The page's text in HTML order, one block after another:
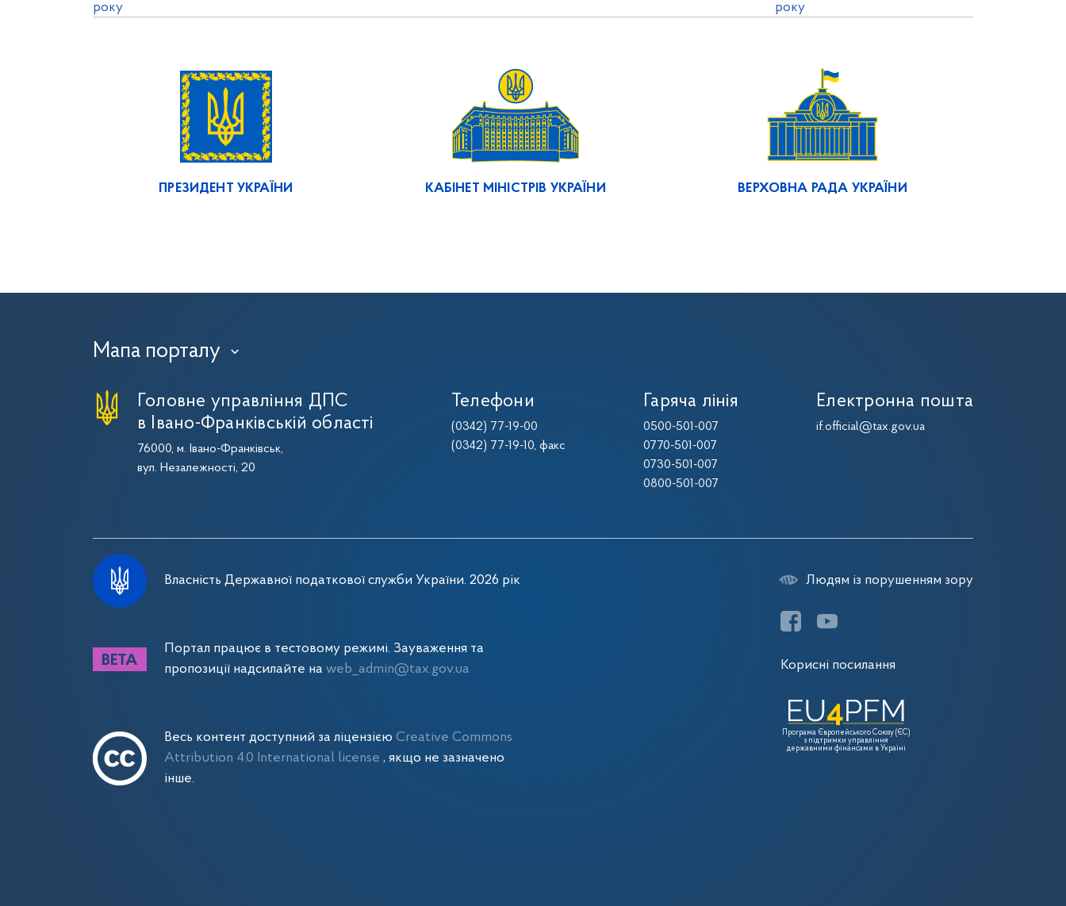
року
року
ПРЕЗИДЕНТ УКРАЇНИ КАБІНЕТ МІНІСТРІВ УКРАЇНИ ВЕРХОВНА РАДА УКРАЇНИ
Мапа порталу ›
Головне управління ДПС
в Івано-Франківській області
76000, м. Івано-Франківськ,
вул. Незалежності, 20
Телефони
(0342) 77-19-00
(0342) 77-19-10, факс
Гаряча лінія
0500-501-007
0770-501-007
0730-501-007
0800-501-007
Електронна пошта
if.official@tax.gov.ua
Власність Державної податкової служби України. 2026 рік
Портал працює в тестовому режимі. Зауваження та
пропозиції надсилайте на web_admin@tax.gov.ua
Весь контент доступний за ліцензією Creative Commons
Attribution 4.0 International license , якщо не зазначено
інше.
Людям із порушенням зору
Корисні посилання
Програма Європейського Союзу (ЄС)
з підтримки управління
державними фінансами в Україні